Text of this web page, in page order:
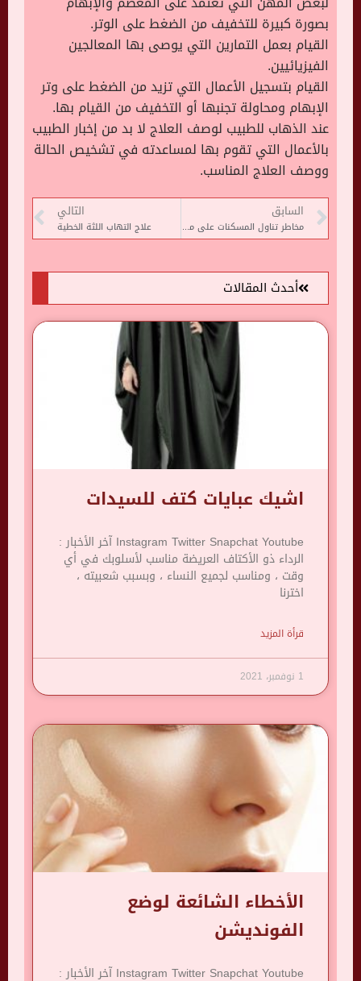
بصورة كبيرة للتخفيف من الضغط على الوتر.
القيام بعمل التمارين التي يوصى بها المعالجين
الفيزيائيين.
القيام بتسجيل الأعمال التي تزيد من الضغط على وتر
الإبهام ومحاولة تجنبها أو التخفيف من القيام بها.
عند الذهاب للطبيب لوصف العلاج لا بد من إخبار الطبيب
بالأعمال التي تقوم بها لمساعدته في تشخيص الحالة
ووصف العلاج المناسب.
السابق
مخاطر تناول المسكنات على معدة فارغة
التالي
علاج التهاب اللثة الخطية
أحدث المقالات
اشيك عبايات كتف للسيدات
Instagram Twitter Snapchat Youtube آخر الأخبار :
الرداء ذو ​​الأكتاف العريضة مناسب لأسلوبك في أي
وقت ، ومناسب لجميع النساء ، وبسبب شعبيته ،
اخترنا
قرأة المزيد
1 نوفمبر، 2021
الأخطاء الشائعة لوضع
الفونديشن
Instagram Twitter Snapchat Youtube آخر الأخبار :